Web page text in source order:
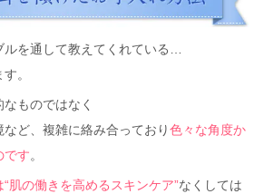
ルを通して教えてくれている…
。
ものではなく
ど、複雑に絡み合っており色々な角度か
です。
肌の働きを高めるスキンケア”なくしては